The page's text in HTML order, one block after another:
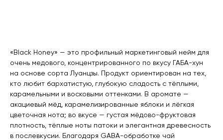
«Black Honey» — это профильный маркетинговый нейм для
очень медового, концентрированного по вкусу ГАБА-хун
на основе сорта Луанцзы. Продукт ориентирован на тех,
кто любит бархатистую, глубокую сладость с тёплыми,
карамельными и восковыми оттенками. В аромате —
акациевый мёд, карамелизированные яблоки и лёгкая
цветочная нота; во вкусе — густая мёдово-фруктовая
плотность, тёплые ноты патоки и элегантная древесность
в послевкусии. Благодаря GABA-обработке чай